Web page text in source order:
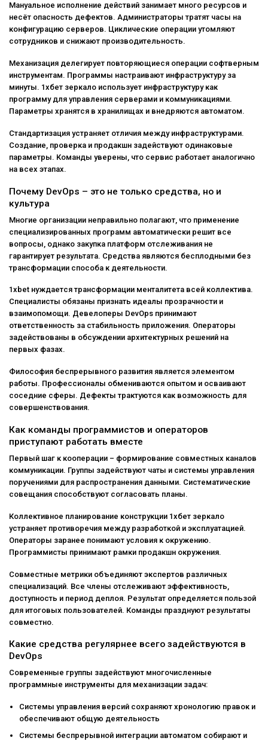
Мануальное исполнение действий занимает много ресурсов и
несёт опасность дефектов. Администраторы тратят часы на
конфигурацию серверов. Циклические операции утомляют
сотрудников и снижают производительность.
Механизация делегирует повторяющиеся операции софтверным
инструментам. Программы настраивают инфраструктуру за
минуты. 1хбет зеркало использует инфраструктуру как
программу для управления серверами и коммуникациями.
Параметры хранятся в хранилищах и внедряются автоматом.
Стандартизация устраняет отличия между инфраструктурами.
Создание, проверка и продакшн задействуют одинаковые
параметры. Команды уверены, что сервис работает аналогично
на всех этапах.
Почему DevOps – это не только средства, но и
культура
Многие организации неправильно полагают, что применение
специализированных программ автоматически решит все
вопросы, однако закупка платформ отслеживания не
гарантирует результата. Средства являются бесплодными без
трансформации способа к деятельности.
1xbet нуждается трансформации менталитета всей коллектива.
Специалисты обязаны признать идеалы прозрачности и
взаимопомощи. Девелоперы DevOps принимают
ответственность за стабильность приложения. Операторы
задействованы в обсуждении архитектурных решений на
первых фазах.
Философия беспрерывного развития является элементом
работы. Профессионалы обмениваются опытом и осваивают
соседние сферы. Дефекты трактуются как возможность для
совершенствования.
Как команды программистов и операторов
приступают работать вместе
Первый шаг к кооперации – формирование совместных каналов
коммуникации. Группы задействуют чаты и системы управления
поручениями для распространения данными. Систематические
совещания способствуют согласовать планы.
Коллективное планирование конструкции 1хбет зеркало
устраняет противоречия между разработкой и эксплуатацией.
Операторы заранее понимают условия к окружению.
Программисты принимают рамки продакшн окружения.
Совместные метрики объединяют экспертов различных
специализаций. Все члены отслеживают эффективность,
доступность и период деплоя. Результат определяется пользой
для итоговых пользователей. Команды празднуют результаты
совместно.
Какие средства регулярнее всего задействуются в
DevOps
Современные группы задействуют многочисленные
программные инструменты для механизации задач:
Системы управления версий сохраняют хронологию правок и
обеспечивают общую деятельность
Системы беспрерывной интеграции автоматом собирают и